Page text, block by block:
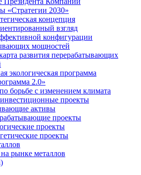
«Стратегии 2030»
концепция
взгляд
конфигурации
мощностей
развития перерабатывающих
экологическая программа
2.0»
борьбе с изменением климата
проекты
активы
проекты
проекты
проекты
рынке металлов